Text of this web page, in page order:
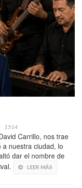
1514
Carrillo, nos trae
nuestra ciudad, lo
dar el nombre de
LEER MÁS